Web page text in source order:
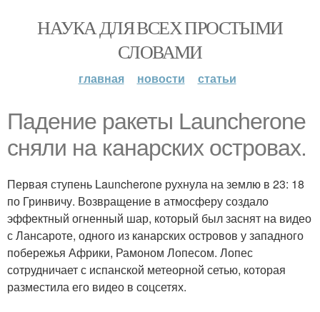
НАУКА ДЛЯ ВСЕХ ПРОСТЫМИ
СЛОВАМИ
главная новости статьи
Падение ракеты Launcherone
сняли на канарских островах.
Первая ступень Launcherone рухнула на землю в 23: 18
по Гринвичу. Возвращение в атмосферу создало
эффектный огненный шар, который был заснят на видео
с Лансароте, одного из канарских островов у западного
побережья Африки, Рамоном Лопесом. Лопес
сотрудничает с испанской метеорной сетью, которая
разместила его видео в соцсетях.